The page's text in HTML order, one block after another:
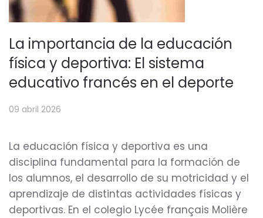
La importancia de la educación
física y deportiva: El sistema
educativo francés en el deporte
09 abril 2026
La educación física y deportiva es una
disciplina fundamental para la formación de
los alumnos, el desarrollo de su motricidad y el
aprendizaje de distintas actividades físicas y
deportivas. En el colegio Lycée français Molière